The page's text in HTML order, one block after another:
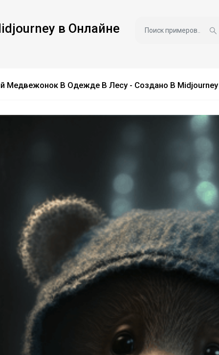
в Онлайне
Медвежонок В Одежде В Лесу - Создано В Midjourney